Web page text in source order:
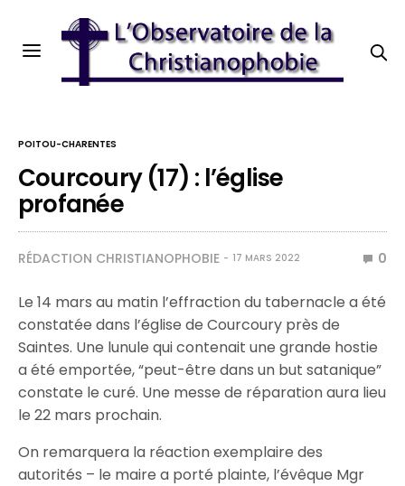
POITOU-CHARENTES
Courcoury (17) : l’église
profanée
RÉDACTION CHRISTIANOPHOBIE 17 MARS 2022 0
Le 14 mars au matin l’effraction du tabernacle a été
constatée dans l’église de Courcoury près de
Saintes. Une lunule qui contenait une grande hostie
a été emportée, “peut-être dans un but satanique”
constate le curé. Une messe de réparation aura lieu
le 22 mars prochain.
On remarquera la réaction exemplaire des
autorités – le maire a porté plainte, l’évêque Mgr